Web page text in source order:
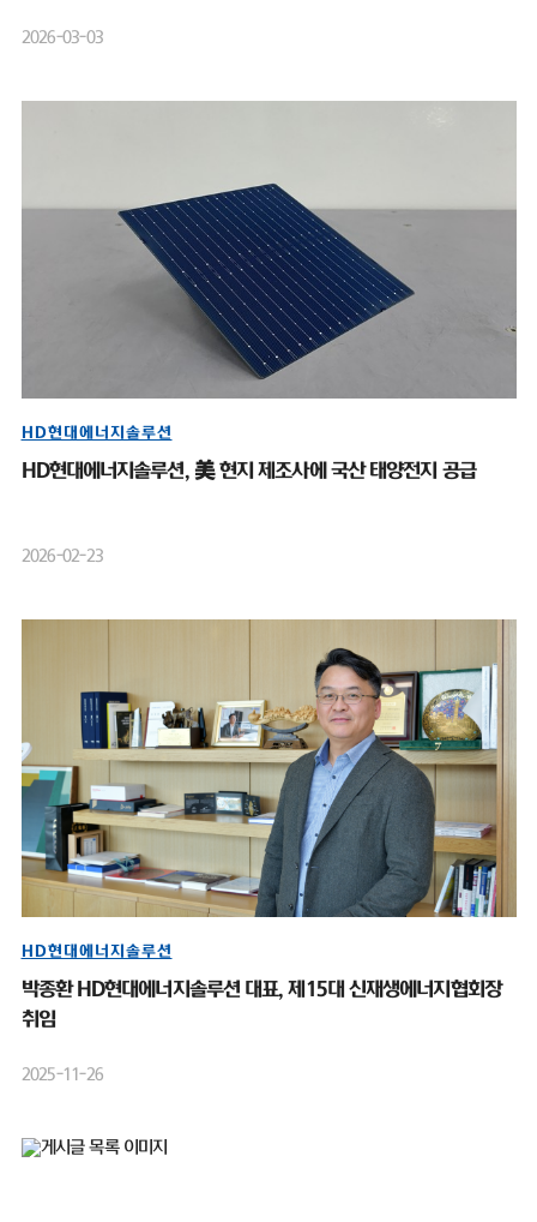
2026-03-03
HD현대에너지솔루션
HD현대에너지솔루션, 美 현지 제조사에 국산 태양전지 공급
2026-02-23
HD현대에너지솔루션
박종환 HD현대에너지솔루션 대표, 제15대 신재생에너지협회장
취임
2025-11-26